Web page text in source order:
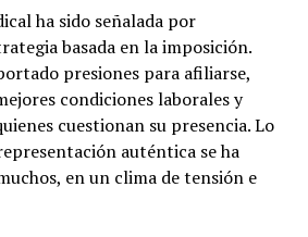
ha sido señalada por
basada en la imposición.
presiones para afiliarse,
condiciones laborales y
cuestionan su presencia. Lo
auténtica se ha
en un clima de tensión e